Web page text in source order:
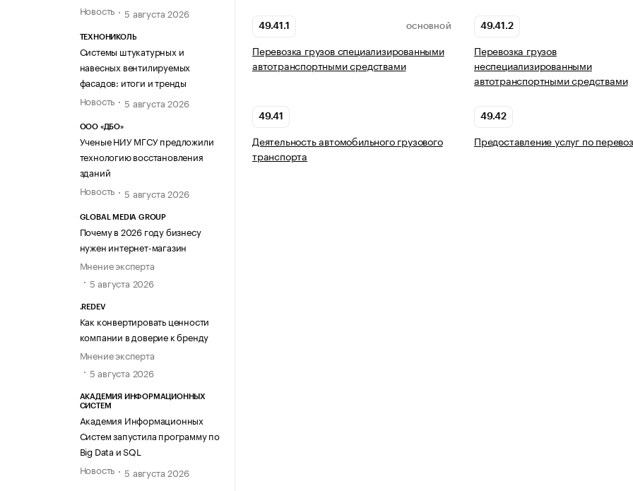
Новость
5 августа 2026
ТЕХНОНИКОЛЬ
Системы штукатурных и
навесных вентилируемых
фасадов: итоги и тренды
Новость
5 августа 2026
ООО «ДБО»
Ученые НИУ МГСУ предложили
технологию восстановления
зданий
Новость
5 августа 2026
GLOBAL MEDIA GROUP
Почему в 2026 году бизнесу
нужен интернет-магазин
Мнение эксперта
5 августа 2026
.REDEV
Как конвертировать ценности
компании в доверие к бренду
Мнение эксперта
5 августа 2026
АКАДЕМИЯ ИНФОРМАЦИОННЫХ
СИСТЕМ
Академия Информационных
Систем запустила программу по
Big Data и SQL
Новость
5 августа 2026
49.41.1 ОСНОВНОЙ
Перевозка грузов специализированными
автотранспортными средствами
49.41.2
Перевозка грузов
неспециализированными
автотранспортными средствами
49.41
Деятельность автомобильного грузового
транспорта
49.42
Предоставление услуг по